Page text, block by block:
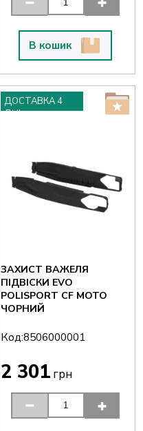
В кошик
ДОСТАВКА 4
ДНІ
ЗАХИСТ ВАЖЕЛЯ
ПІДВІСКИ EVO
POLISPORT CF MOTO
ЧОРНИЙ
Код:8506000001
2 301 грн